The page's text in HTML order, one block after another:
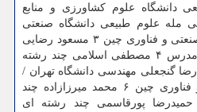
دانشگاه علوم كشاورزی و منابع
حسن كریمی مله علوم طبیعی دانشگاه صنعتی
قوچان / همكاری با دانشگاه صنعتی و فناوری چین ۳ مسعود رضایی
علوم طبیعی دانشگاه تربیت مدرس ۴ مصطفی اسلامی چند رشته
مازندران ۵ محمدرضا گنجعلی مهندسی دانشگاه تهران /
همكاری با دانشگاه صنعتی و فناوری چین ۶ محمد میرزازاده چند
رشته ای دانشگاه گیلان ۷ حمیدرضا پورقاسمی چند رشته ای